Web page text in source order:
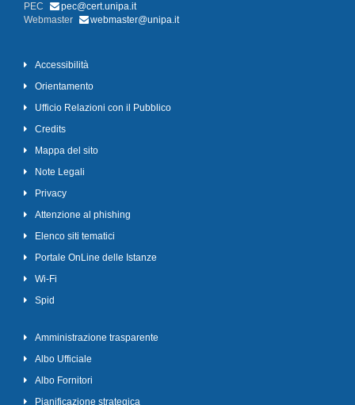
PEC
pec@cert.unipa.it
Webmaster
webmaster@unipa.it
Accessibilità
Orientamento
Ufficio Relazioni con il Pubblico
Credits
Mappa del sito
Note Legali
Privacy
Attenzione al phishing
Elenco siti tematici
Portale OnLine delle Istanze
Wi-Fi
Spid
Amministrazione trasparente
Albo Ufficiale
Albo Fornitori
Pianificazione strategica